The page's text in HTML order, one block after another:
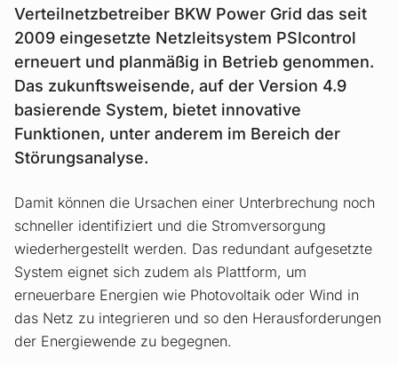
Verteilnetzbetreiber BKW Power Grid das seit
2009 eingesetzte Netzleitsystem PSIcontrol
erneuert und planmäßig in Betrieb genommen.
Das zukunftsweisende, auf der Version 4.9
basierende System, bietet innovative
Funktionen, unter anderem im Bereich der
Störungsanalyse.
Damit können die Ursachen einer Unterbrechung noch
schneller identifiziert und die Stromversorgung
wiederhergestellt werden. Das redundant aufgesetzte
System eignet sich zudem als Plattform, um
erneuerbare Energien wie Photovoltaik oder Wind in
das Netz zu integrieren und so den Herausforderungen
der Energiewende zu begegnen.